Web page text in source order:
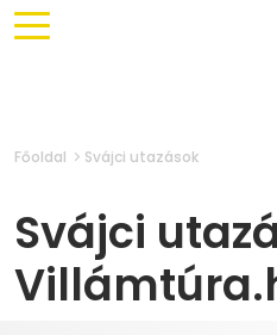
Főoldal Svájci utazások
Svájci